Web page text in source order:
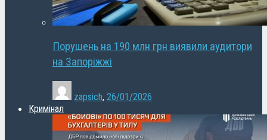
Порушень на 190 млн грн виявили аудитори
на Запоріжжі
zapsich, 26/01/2026
Кримінал